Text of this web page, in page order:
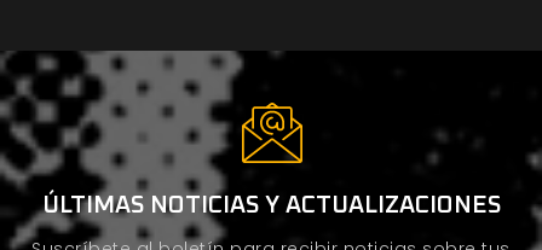
ÚLTIMAS NOTICIAS Y ACTUALIZACIONES